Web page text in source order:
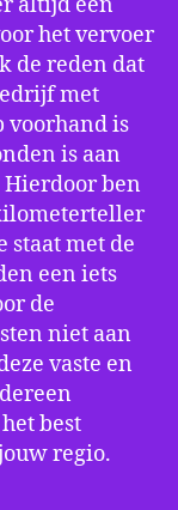
het vervoer
de reden dat
met
voorhand is
is aan
ben
met de
een iets
de
niet aan
vaste en
best
regio.